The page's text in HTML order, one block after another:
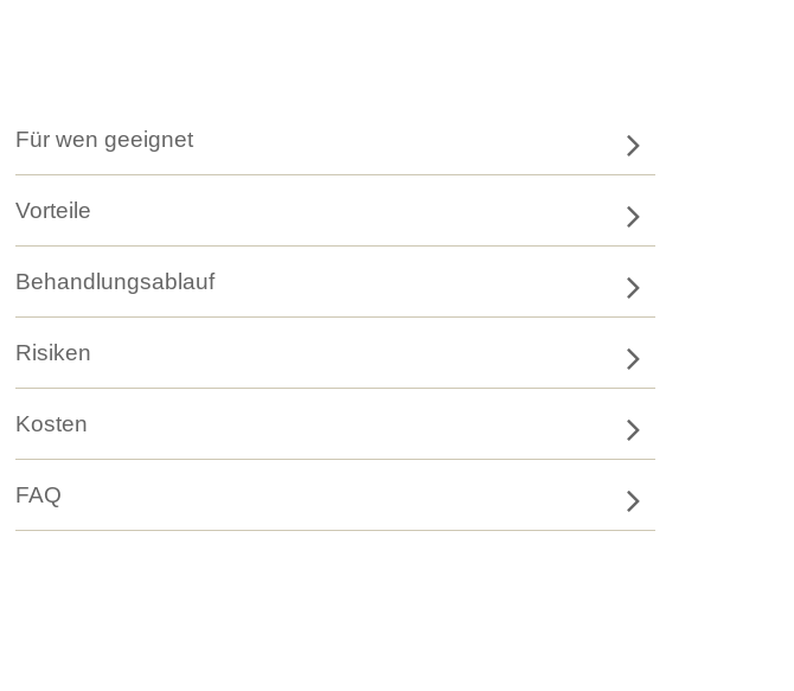
Für wen geeignet
Vorteile
Behandlungsablauf
Risiken
Kosten
FAQ